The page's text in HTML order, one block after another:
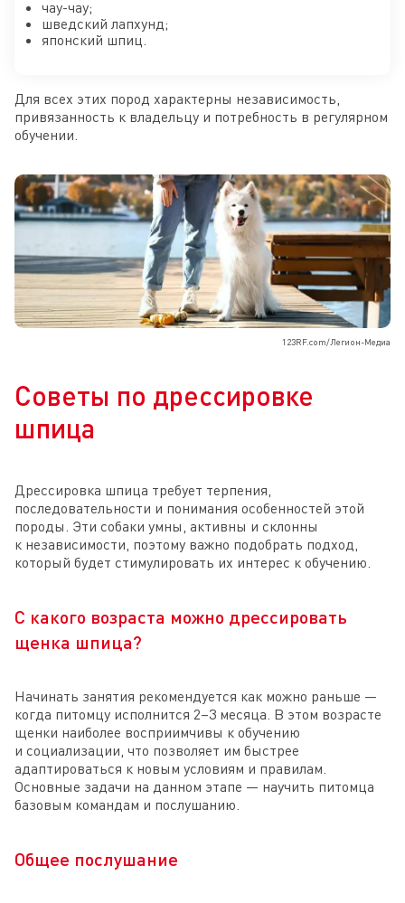
чау-чау;
шведский лапхунд;
японский шпиц.
Для всех этих пород характерны независимость,
привязанность к владельцу и потребность в регулярном
обучении.
123RF.com/Легион-Медиа
Советы по дрессировке
шпица
Дрессировка шпица требует терпения,
последовательности и понимания особенностей этой
породы. Эти собаки умны, активны и склонны
к независимости, поэтому важно подобрать подход,
который будет стимулировать их интерес к обучению.
С какого возраста можно дрессировать
щенка шпица?
Начинать занятия рекомендуется как можно раньше —
когда питомцу исполнится 2–3 месяца. В этом возрасте
щенки наиболее восприимчивы к обучению
и социализации, что позволяет им быстрее
адаптироваться к новым условиям и правилам.
Основные задачи на данном этапе — научить питомца
базовым командам и послушанию.
Общее послушание